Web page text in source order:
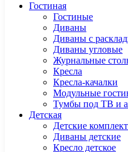
Гостиная
Гостиные
Диваны
Диваны с
Диваны угловые
Журнальные
Кресла
Кресла-качалки
Модульные
Тумбы под ТВ и
Детская
Детские
Диваны детские
Кресло детское